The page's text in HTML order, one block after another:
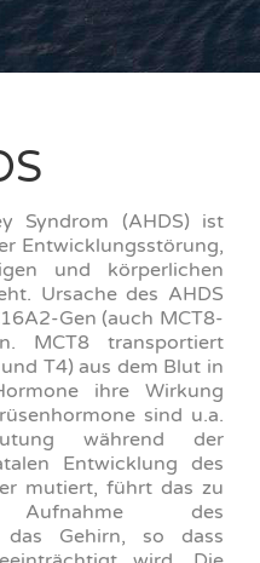
Syndrom (AHDS) ist
Entwicklungsstörung,
und körperlichen
Ursache des AHDS
Gen (auch MCT8-
MCT8 transportiert
T4) aus dem Blut in
ihre Wirkung
sind u.a.
während der
Entwicklung des
mutiert, führt das zu
des
das Gehirn, so dass